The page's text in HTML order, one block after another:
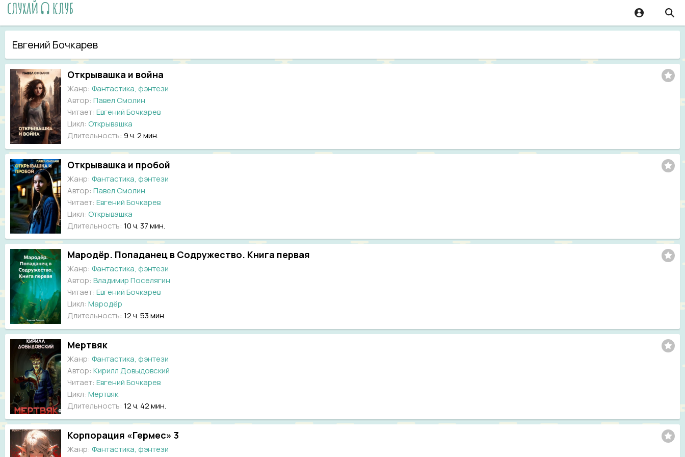
Евгений Бочкарев
Открывашка и война
Жанр: Фантастика, фэнтези
Автор: Павел Смолин
Читает: Евгений Бочкарев
Цикл: Открывашка
Длительность: 9 ч. 2 мин.
Открывашка и пробой
Жанр: Фантастика, фэнтези
Автор: Павел Смолин
Читает: Евгений Бочкарев
Цикл: Открывашка
Длительность: 10 ч. 37 мин.
Мародёр. Попаданец в Содружество. Книга первая
Жанр: Фантастика, фэнтези
Автор: Владимир Поселягин
Читает: Евгений Бочкарев
Цикл: Мародёр
Длительность: 12 ч. 53 мин.
Мертвяк
Жанр: Фантастика, фэнтези
Автор: Кирилл Довыдовский
Читает: Евгений Бочкарев
Цикл: Мертвяк
Длительность: 12 ч. 42 мин.
Корпорация «Гермес» 3
Жанр: Фантастика, фэнтези